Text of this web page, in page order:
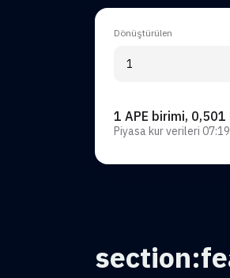
Dönüştürülen
1 APE birimi,
Piyasa kur verileri